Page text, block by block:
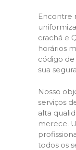
Encontre
crachá e
horários
código de
sua
Nosso
serviços
alta
merece.
todos os